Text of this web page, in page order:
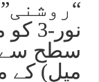
میل) کے